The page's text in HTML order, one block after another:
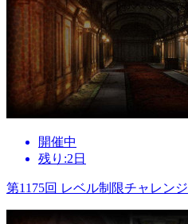
開催中
残り:2日
第1175回 レベル制限チャレンジ